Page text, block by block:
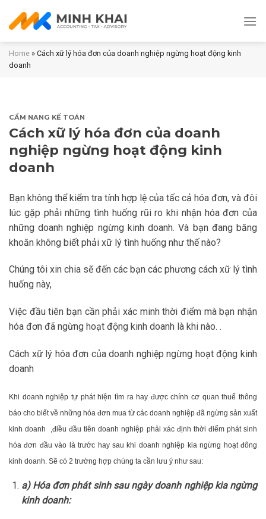
Home » Cách xữ lý hóa đơn của doanh nghiệp ngừng hoạt động kinh
doanh
CẨM NANG KẾ TOÁN
Cách xữ lý hóa đơn của doanh
nghiệp ngừng hoạt động kinh
doanh
Bạn không thể kiểm tra tính hợp lệ của tấc cả hóa đơn, và đôi
lúc gặp phải những tình huống rũi ro khi nhận hóa đơn của
những doanh nghiệp ngừng kinh doanh. Và bạn đang băng
khoăn không biết phải xữ lý tình huống như thế nào?
Chúng tôi xin chia sẽ đến các bạn các phương cách xữ lý tình
huống này,
Việc đầu tiên bạn cần phải xác minh thời điểm mà bạn nhận
hóa đơn đã ngừng hoạt động kinh doanh là khi nào. .
Cách xữ lý hóa đơn của doanh nghiệp ngừng hoạt động kinh
doanh
Khi doanh nghiệp tự phát hiện tìm ra hay được chính cơ quan thuế thông
báo cho biết về những hóa đơn mua từ các doanh nghiệp đã ngừng sản xuất
kinh doanh ,điều đầu tiên doanh nghiệp phải xác định thời điểm phát sinh
hóa đơn đầu vào là trước hay sau khi doanh nghiệp kia ngừng hoạt đông
kinh doanh. Sẽ có 2 trường hợp chúng ta cần lưu ý như sau:
a) Hóa đơn phát sinh sau ngày doanh nghiệp kia ngừng
kinh doanh: